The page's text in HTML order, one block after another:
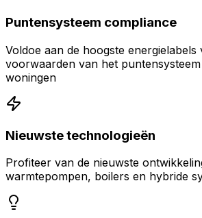
Puntensysteem compliance
Voldoe aan de hoogste energielabels
voorwaarden van het
woningen
Nieuwste technologieën
Profiteer van de nieuwste
warmtepompen, boilers en hybride